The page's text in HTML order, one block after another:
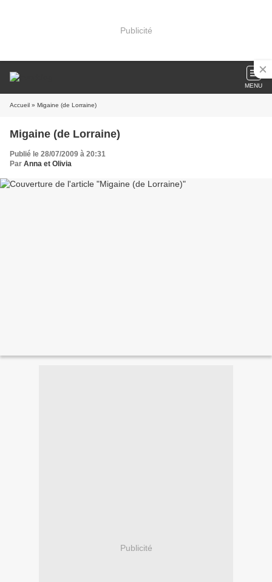
Publicité
MENU
Accueil » Migaine (de Lorraine)
Migaine (de Lorraine)
Publié le 28/07/2009 à 20:31
Par Anna et Olivia
Publicité